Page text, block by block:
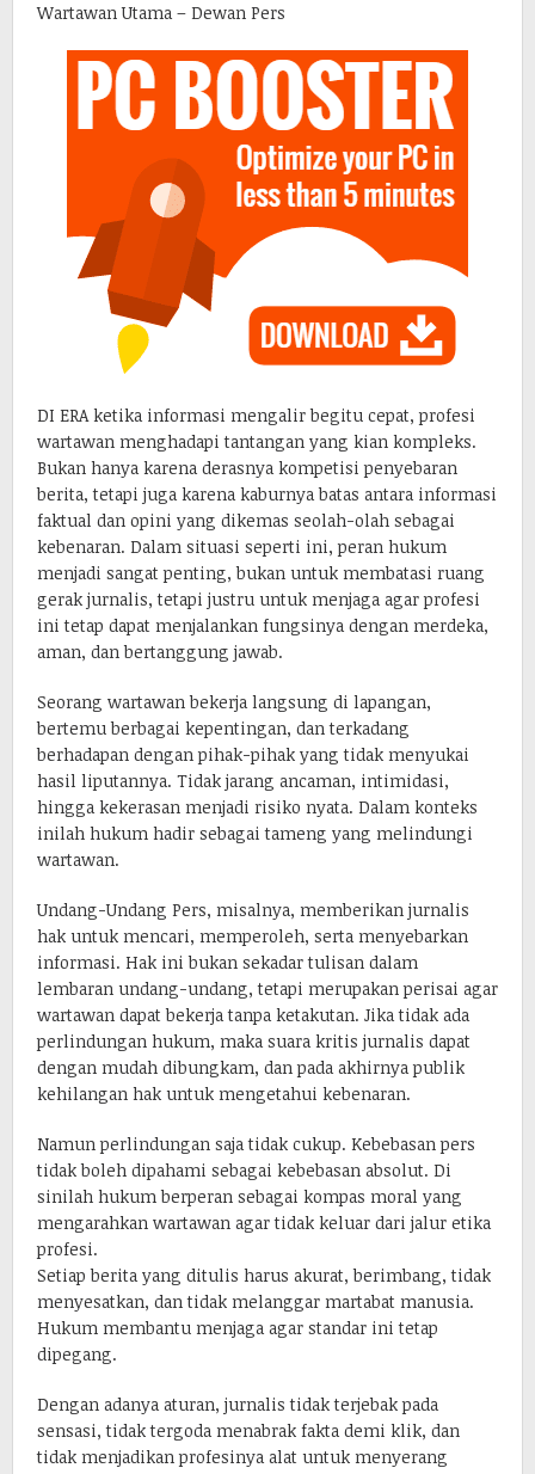
Wartawan Utama – Dewan Pers
DI ERA ketika informasi mengalir begitu cepat, profesi
wartawan menghadapi tantangan yang kian kompleks.
Bukan hanya karena derasnya kompetisi penyebaran
berita, tetapi juga karena kaburnya batas antara informasi
faktual dan opini yang dikemas seolah-olah sebagai
kebenaran. Dalam situasi seperti ini, peran hukum
menjadi sangat penting, bukan untuk membatasi ruang
gerak jurnalis, tetapi justru untuk menjaga agar profesi
ini tetap dapat menjalankan fungsinya dengan merdeka,
aman, dan bertanggung jawab.
Seorang wartawan bekerja langsung di lapangan,
bertemu berbagai kepentingan, dan terkadang
berhadapan dengan pihak-pihak yang tidak menyukai
hasil liputannya. Tidak jarang ancaman, intimidasi,
hingga kekerasan menjadi risiko nyata. Dalam konteks
inilah hukum hadir sebagai tameng yang melindungi
wartawan.
Undang-Undang Pers, misalnya, memberikan jurnalis
hak untuk mencari, memperoleh, serta menyebarkan
informasi. Hak ini bukan sekadar tulisan dalam
lembaran undang-undang, tetapi merupakan perisai agar
wartawan dapat bekerja tanpa ketakutan. Jika tidak ada
perlindungan hukum, maka suara kritis jurnalis dapat
dengan mudah dibungkam, dan pada akhirnya publik
kehilangan hak untuk mengetahui kebenaran.
Namun perlindungan saja tidak cukup. Kebebasan pers
tidak boleh dipahami sebagai kebebasan absolut. Di
sinilah hukum berperan sebagai kompas moral yang
mengarahkan wartawan agar tidak keluar dari jalur etika
profesi.
Setiap berita yang ditulis harus akurat, berimbang, tidak
menyesatkan, dan tidak melanggar martabat manusia.
Hukum membantu menjaga agar standar ini tetap
dipegang.
Dengan adanya aturan, jurnalis tidak terjebak pada
sensasi, tidak tergoda menabrak fakta demi klik, dan
tidak menjadikan profesinya alat untuk menyerang